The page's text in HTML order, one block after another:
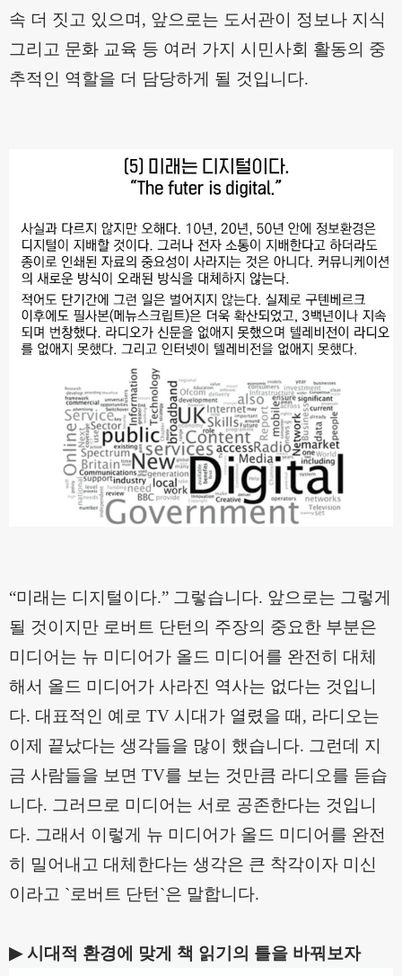
속 더 짓고 있으며 , 앞으로는 도서관이 정보나 지식
그리고 문화 교육 등 여러 가지 시민사회 활동의 중
추적인 역할을 더 담당하게 될 것입니다.
“미래는 디지털이다.” 그렇습니다. 앞으로는 그렇게
될 것이지만 로버트 단턴의 주장의 중요한 부분은
미디어는 뉴 미디어가 올드 미디어를 완전히 대체
해서 올드 미디어가 사라진 역사는 없다는 것입니
다. 대표적인 예로 TV 시대가 열렸을 때, 라디오는
이제 끝났다는 생각들을 많이 했습니다. 그런데 지
금 사람들을 보면 TV를 보는 것만큼 라디오를 듣습
니다. 그러므로 미디어는 서로 공존한다는 것입니
다. 그래서 이렇게 뉴 미디어가 올드 미디어를 완전
히 밀어내고 대체한다는 생각은 큰 착각이자 미신
이라고 `로버트 단턴`은 말합니다.
▶시대적 환경에 맞게 책 읽기의 틀을 바꿔보자